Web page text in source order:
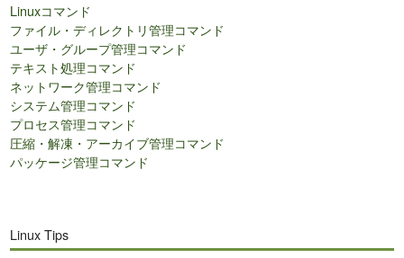
索
Linuxコマンド
ファイル・ディレクトリ管理コマンド
ユーザ・グループ管理コマンド
テキスト処理コマンド
ネットワーク管理コマンド
システム管理コマンド
プロセス管理コマンド
圧縮・解凍・アーカイブ管理コマンド
パッケージ管理コマンド
Linux Tips